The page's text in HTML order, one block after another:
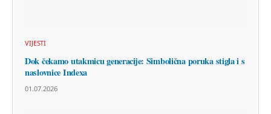
VIJESTI
Dok čekamo utakmicu generacije: Simbolična poruka stigla i s
naslovnice Indexa
01.07.2026